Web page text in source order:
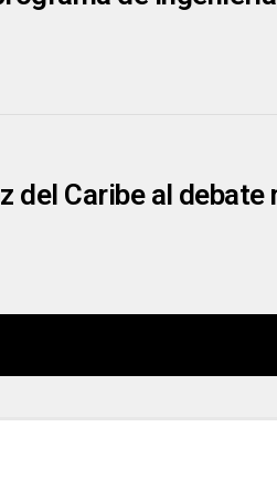
del Caribe al debate